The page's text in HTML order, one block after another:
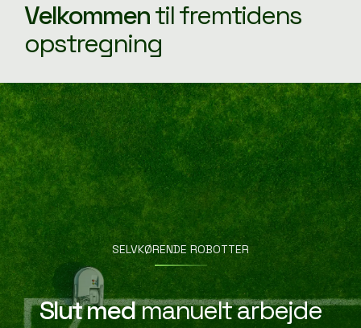
Velkommentil fremtidens
opstregning
SELVKØRENDE ROBOTTER
Slut medmanuelt arbejde